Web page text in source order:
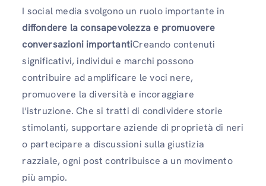
I social media svolgono un ruolo importante in
diffondere la consapevolezza e promuovere
conversazioni importantiCreando contenuti
significativi, individui e marchi possono
contribuire ad amplificare le voci nere,
promuovere la diversità e incoraggiare
l'istruzione. Che si tratti di condividere storie
stimolanti, supportare aziende di proprietà di neri
o partecipare a discussioni sulla giustizia
razziale, ogni post contribuisce a un movimento
più ampio.